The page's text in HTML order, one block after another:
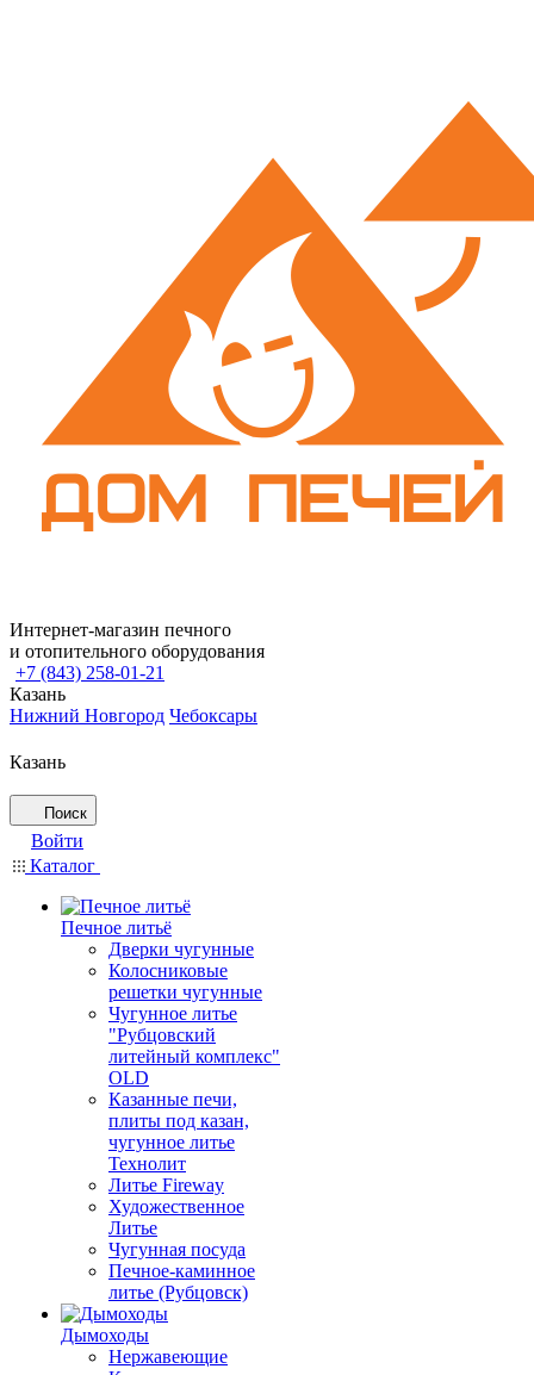
Интернет-магазин печного
и отопительного оборудования
+7 (843) 258-01-21
Казань
Нижний Новгород Чебоксары
Казань
Поиск
Войти
Каталог
Печное литьё
Дверки чугунные
Колосниковые
решетки чугунные
Чугунное литье
"Рубцовский
литейный комплекс"
OLD
Казанные печи,
плиты под казан,
чугунное литье
Технолит
Литье Fireway
Художественное
Литье
Чугунная посуда
Печное-каминное
литье (Рубцовск)
Дымоходы
Нержавеющие